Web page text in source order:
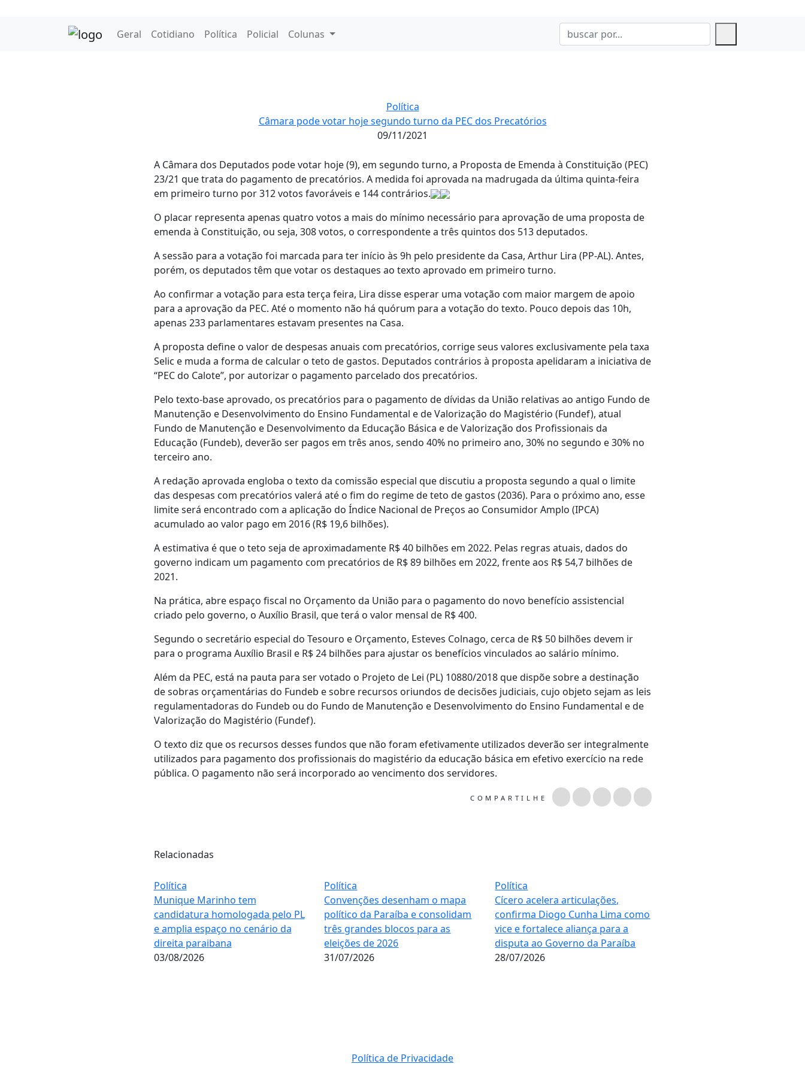
Geral Cotidiano Política Policial Colunas
Política
Câmara pode votar hoje segundo turno da PEC dos Precatórios
09/11/2021
A Câmara dos Deputados pode votar hoje (9), em segundo turno, a Proposta de Emenda à Constituição (PEC)
23/21 que trata do pagamento de precatórios. A medida foi aprovada na madrugada da última quinta-feira
em primeiro turno por 312 votos favoráveis e 144 contrários.
O placar representa apenas quatro votos a mais do mínimo necessário para aprovação de uma proposta de
emenda à Constituição, ou seja, 308 votos, o correspondente a três quintos dos 513 deputados.
A sessão para a votação foi marcada para ter início às 9h pelo presidente da Casa, Arthur Lira (PP-AL). Antes,
porém, os deputados têm que votar os destaques ao texto aprovado em primeiro turno.
Ao confirmar a votação para esta terça feira, Lira disse esperar uma votação com maior margem de apoio
para a aprovação da PEC. Até o momento não há quórum para a votação do texto. Pouco depois das 10h,
apenas 233 parlamentares estavam presentes na Casa.
A proposta define o valor de despesas anuais com precatórios, corrige seus valores exclusivamente pela taxa
Selic e muda a forma de calcular o teto de gastos. Deputados contrários à proposta apelidaram a iniciativa de
“PEC do Calote”, por autorizar o pagamento parcelado dos precatórios.
Pelo texto-base aprovado, os precatórios para o pagamento de dívidas da União relativas ao antigo Fundo de
Manutenção e Desenvolvimento do Ensino Fundamental e de Valorização do Magistério (Fundef), atual
Fundo de Manutenção e Desenvolvimento da Educação Básica e de Valorização dos Profissionais da
Educação (Fundeb), deverão ser pagos em três anos, sendo 40% no primeiro ano, 30% no segundo e 30% no
terceiro ano.
A redação aprovada engloba o texto da comissão especial que discutiu a proposta segundo a qual o limite
das despesas com precatórios valerá até o fim do regime de teto de gastos (2036). Para o próximo ano, esse
limite será encontrado com a aplicação do Índice Nacional de Preços ao Consumidor Amplo (IPCA)
acumulado ao valor pago em 2016 (R$ 19,6 bilhões).
A estimativa é que o teto seja de aproximadamente R$ 40 bilhões em 2022. Pelas regras atuais, dados do
governo indicam um pagamento com precatórios de R$ 89 bilhões em 2022, frente aos R$ 54,7 bilhões de
2021.
Na prática, abre espaço fiscal no Orçamento da União para o pagamento do novo benefício assistencial
criado pelo governo, o Auxílio Brasil, que terá o valor mensal de R$ 400.
Segundo o secretário especial do Tesouro e Orçamento, Esteves Colnago, cerca de R$ 50 bilhões devem ir
para o programa Auxílio Brasil e R$ 24 bilhões para ajustar os benefícios vinculados ao salário mínimo.
Além da PEC, está na pauta para ser votado o Projeto de Lei (PL) 10880/2018 que dispõe sobre a destinação
de sobras orçamentárias do Fundeb e sobre recursos oriundos de decisões judiciais, cujo objeto sejam as leis
regulamentadoras do Fundeb ou do Fundo de Manutenção e Desenvolvimento do Ensino Fundamental e de
Valorização do Magistério (Fundef).
O texto diz que os recursos desses fundos que não foram efetivamente utilizados deverão ser integralmente
utilizados para pagamento dos profissionais do magistério da educação básica em efetivo exercício na rede
pública. O pagamento não será incorporado ao vencimento dos servidores.
COMPARTILHE
Relacionadas
Política
Munique Marinho tem
candidatura homologada pelo PL
e amplia espaço no cenário da
direita paraibana
03/08/2026
Política
Convenções desenham o mapa
político da Paraíba e consolidam
três grandes blocos para as
eleições de 2026
31/07/2026
Política
Cícero acelera articulações,
confirma Diogo Cunha Lima como
vice e fortalece aliança para a
disputa ao Governo da Paraíba
28/07/2026
Política de Privacidade